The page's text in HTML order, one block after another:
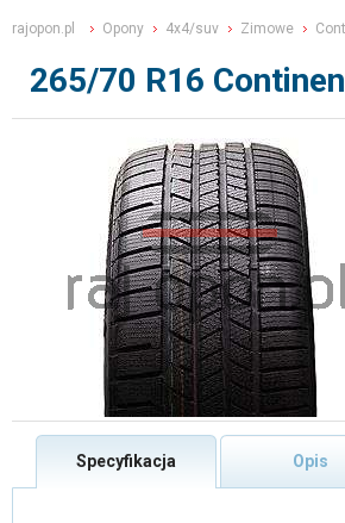
rajopon.pl Opony 4x4/suv Zimowe
265/70 R16
Specyfikacja Opis